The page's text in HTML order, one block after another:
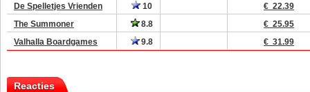
De Spelletjes Vrienden 10
€ 22.39
The Summoner
8.8
€ 25.95
Valhalla Boardgames
9.8 € 31.99
Reacties